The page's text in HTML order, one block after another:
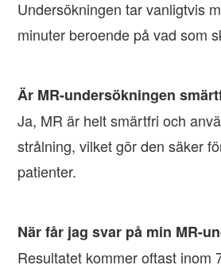
Undersökningen tar vanligtvis
minuter beroende på vad som
Är MR-undersökningen
Ja, MR är helt smärtfri och
strålning, vilket gör den säker
patienter.
När får jag svar på min MR-
Resultatet kommer oftast inom